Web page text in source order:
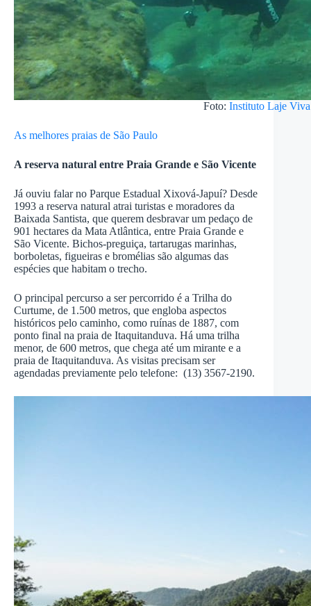
Foto: Instituto Laje Viva
As melhores praias de São Paulo
A reserva natural entre Praia Grande e São Vicente
Já ouviu falar no Parque Estadual Xixová-Japuí? Desde
1993 a reserva natural atrai turistas e moradores da
Baixada Santista, que querem desbravar um pedaço de
901 hectares da Mata Atlântica, entre Praia Grande e
São Vicente. Bichos-preguiça, tartarugas marinhas,
borboletas, figueiras e bromélias são algumas das
espécies que habitam o trecho.
O principal percurso a ser percorrido é a Trilha do
Curtume, de 1.500 metros, que engloba aspectos
históricos pelo caminho, como ruínas de 1887, com
ponto final na praia de Itaquitanduva. Há uma trilha
menor, de 600 metros, que chega até um mirante e a
praia de Itaquitanduva. As visitas precisam ser
agendadas previamente pelo telefone: (13) 3567-2190.